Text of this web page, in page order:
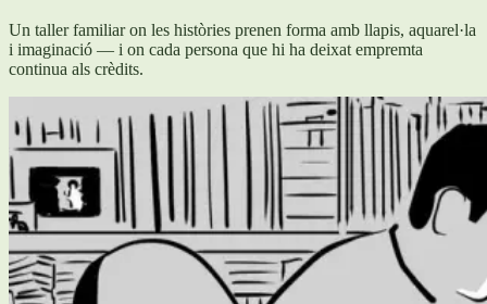
Un taller familiar on les històries prenen forma amb llapis, aquarel·la
i imaginació — i on cada persona que hi ha deixat empremta
continua als crèdits.